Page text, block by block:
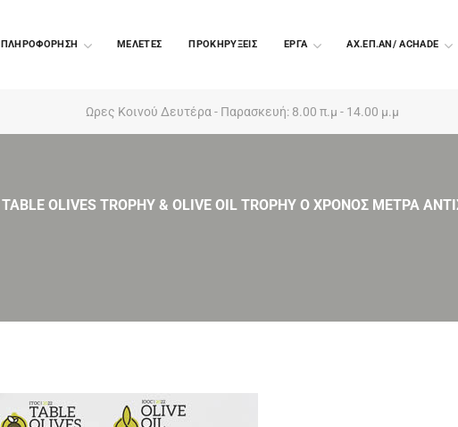
ΠΛΗΡΟΦΟΡΗΣΗ ΜΕΛΕΤΕΣ ΠΡΟΚΗΡΥΞΕΙΣ EΡΓΑ ΑΧ.ΕΠ.ΑΝ/ ACHADE
Ωρες Κοινού Δευτέρα - Παρασκευή: 8.00 π.μ - 14.00 μ.μ
TABLE OLIVES TROPHY & OLIVE OIL TROPHY Ο ΧΡΟΝΟΣ ΜΕΤΡΑ